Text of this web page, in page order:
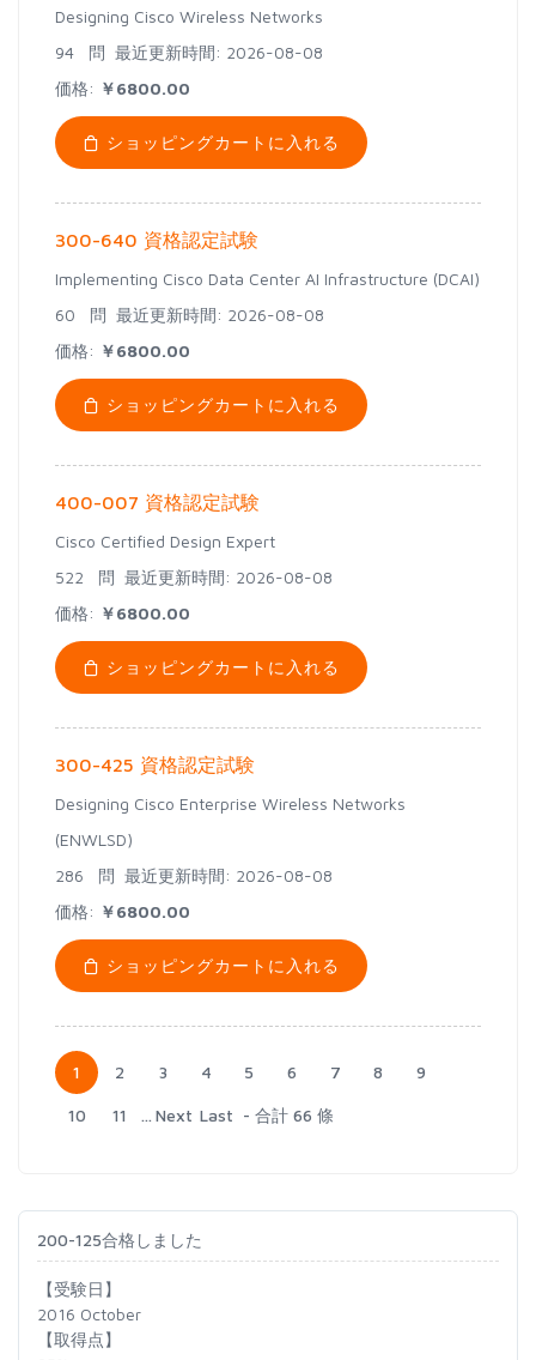
Designing Cisco Wireless Networks
94 問 最近更新時間: 2026-08-08
価格: ￥6800.00
ショッピングカートに入れる
300-640 資格認定試験
Implementing Cisco Data Center AI Infrastructure (DCAI)
60 問 最近更新時間: 2026-08-08
価格: ￥6800.00
ショッピングカートに入れる
400-007 資格認定試験
Cisco Certified Design Expert
522 問 最近更新時間: 2026-08-08
価格: ￥6800.00
ショッピングカートに入れる
300-425 資格認定試験
Designing Cisco Enterprise Wireless Networks
(ENWLSD)
286 問 最近更新時間: 2026-08-08
価格: ￥6800.00
ショッピングカートに入れる
1 2 3 4 5 6 7 8 9
10 11 ... Next Last - 合計 66 條
200-125合格しました
【受験日】
2016 October
【取得点】